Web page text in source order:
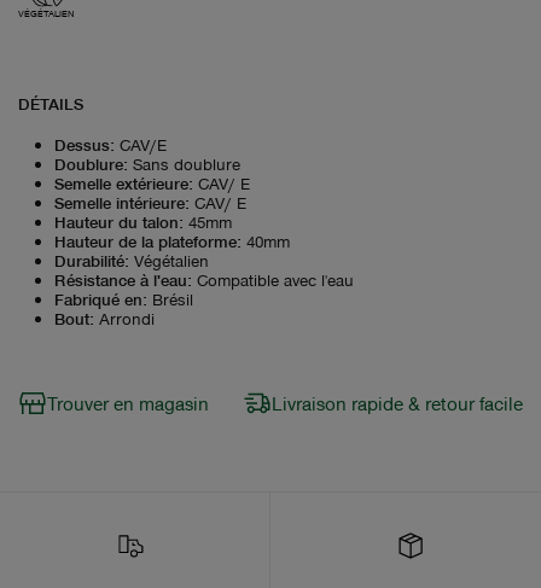
VÉGÉTALIEN
DÉTAILS
Dessus: CAV/E
Doublure: Sans doublure
Semelle extérieure: CAV/ E
Semelle intérieure: CAV/ E
Hauteur du talon: 45mm
Hauteur de la plateforme: 40mm
Durabilité: Végétalien
Résistance à l'eau: Compatible avec l'eau
Fabriqué en: Brésil
Bout: Arrondi
Trouver en magasin Livraison rapide & retour facile